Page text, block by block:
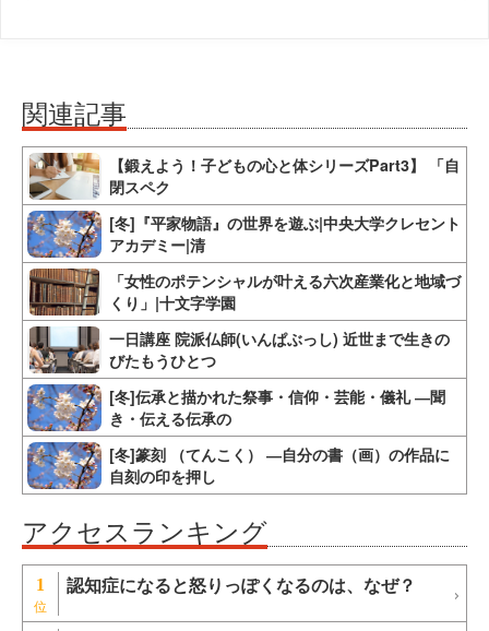
関連記事
【鍛えよう！子どもの心と体シリーズPart3】 「自
閉スペク
[冬]『平家物語』の世界を遊ぶ|中央大学クレセント
アカデミー|清
「女性のポテンシャルが叶える六次産業化と地域づ
くり」|十文字学園
一日講座 院派仏師(いんぱぶっし) 近世まで生きの
びたもうひとつ
[冬]伝承と描かれた祭事・信仰・芸能・儀礼 ―聞
き・伝える伝承の
[冬]篆刻 （てんこく） ―自分の書（画）の作品に
自刻の印を押し
アクセスランキング
1 認知症になると怒りっぽくなるのは、なぜ？